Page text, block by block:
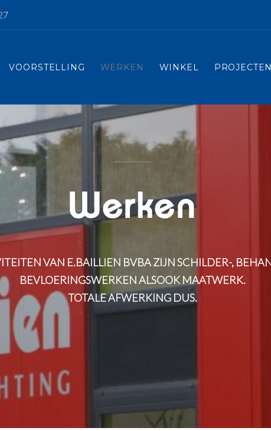
VOORSTELLING WERKEN WINKEL PROJECTEN
Werken
VAN E.BAILLIEN BVBA ZIJN SCHILDER-,
BEVLOERINGSWERKEN ALSOOK MAATWERK.
TOTALE AFWERKING DUS.